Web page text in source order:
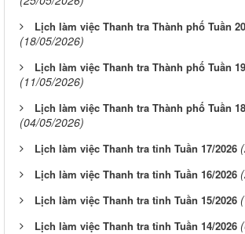
Lịch làm việc Thanh tra Thành phố Tuần
(18/05/2026)
Lịch làm việc Thanh tra Thành phố Tuần
(11/05/2026)
Lịch làm việc Thanh tra Thành phố Tuần
(04/05/2026)
Lịch làm việc Thanh tra tỉnh Tuần 17/2026
Lịch làm việc Thanh tra tỉnh Tuần 16/2026
Lịch làm việc Thanh tra tỉnh Tuần 15/2026
Lịch làm việc Thanh tra tỉnh Tuần 14/2026